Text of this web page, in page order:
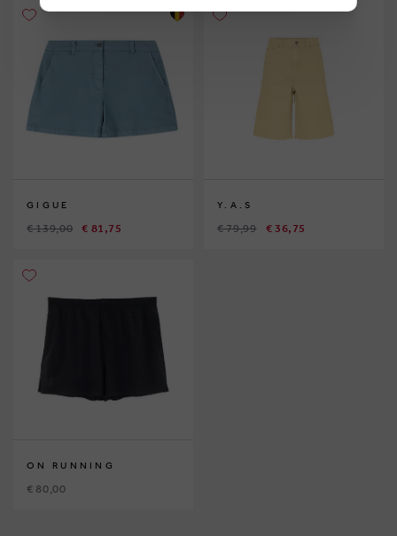
GIGUE
€ 139,00 € 81,75
Y.A.S
€ 79,99 € 36,75
ON RUNNING
€ 80,00